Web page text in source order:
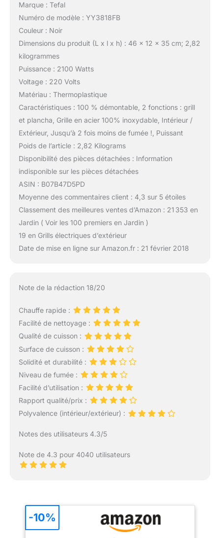
Marque : Tefal
Numéro de modèle : YY3818FB
Couleur : Noir
Dimensions du produit (L x l x h) : 46 x 12 x 35 cm; 2,82
kilogrammes
Puissance : 2100 Watts
Voltage : 220 Volts
Matériau : Thermoplastique
Caractéristiques : 100 % démontable, 2 fonctions : grill
et plancha, Grille en acier 100% inoxydable, Intérieur /
Extérieur, Jusqu’à 2 fois moins de fumée !, Puissant
Poids de l’article : 2,82 Kilograms
Disponibilité des pièces détachées : Information
indisponible sur les pièces détachées
ASIN : B07B47D5PD
Moyenne des commentaires client : 4,3 sur 5 étoiles
Classement des meilleures ventes d’Amazon : 21 353 en
Jardin ( Voir les 100 premiers en Jardin )
19 en Grills électriques d’extérieur
Date de mise en ligne sur Amazon.fr : 21 février 2018
Note de la rédaction 18/20
Chauffe rapide :
Facilité de nettoyage :
Qualité de cuisson :
Surface de cuisson :
Solidité et durabilité :
Niveau de fumée :
Facilité d’utilisation :
Rapport qualité/prix :
Polyvalence (intérieur/extérieur) :
Notes des utilisateurs 4.3/5
Note de 4.3 pour 4040 utilisateurs
-10%